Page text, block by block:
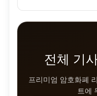
전체 기
프리미엄 암호화폐
트에